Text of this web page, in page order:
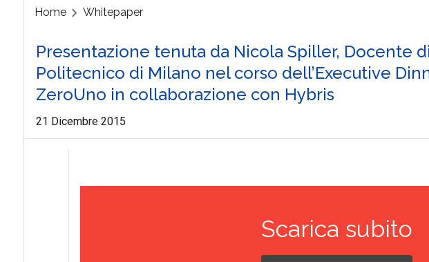
Home Whitepaper
Presentazione tenuta da Nicola Spiller, Docente
Politecnico di Milano nel corso dell’Executive
ZeroUno in collaborazione con Hybris
21 Dicembre 2015
Scarica subito